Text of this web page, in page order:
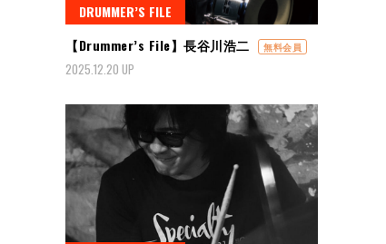
DRUMMER’S FILE
【Drummer’s File】長谷川浩二
無料会員
2025.12.20 UP